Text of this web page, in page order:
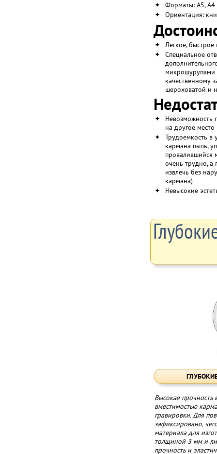
✦
Форматы: А5, А4
✦
Ориентация:
✦
Легкое,
✦
Специальное
микрошурупами
качественному
шероховатой и
✦
Невозможность
на другое место
✦
Трудоемкость в
кармана пыль,
провалившийся
очень трудно, а
извлечь без
кармана)
✦
Невысокие
Высокая прочность
вместимостью
гравировки. Для
зафиксировано,
материала для
толщиной 3 мм и
прочность и